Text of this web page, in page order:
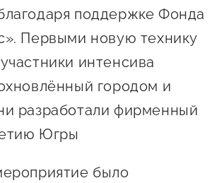
для
центра
успеха
сферы
центра
для
финансовой
центра
успеха
и
поддержке Фонда
Первыми новую технику
интенсива
городом и
разработали фирменный
Югры
было